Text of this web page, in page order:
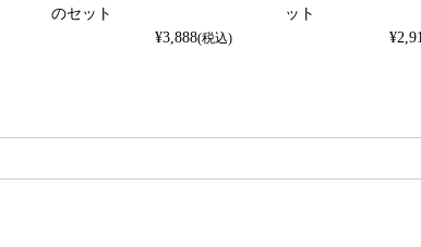
のセット
¥3,888(税込)
ット
¥